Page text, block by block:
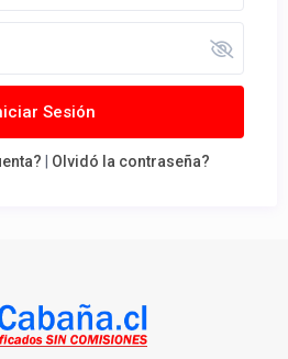
Sesión
Olvidó la contraseña?